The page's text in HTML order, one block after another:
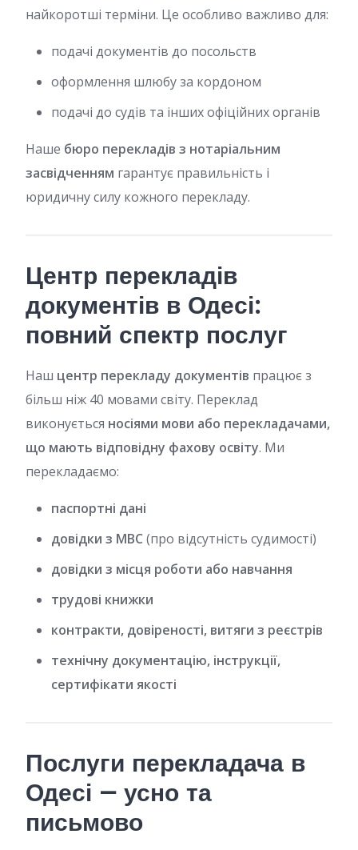
найкоротші терміни. Це особливо важливо для:
подачі документів до посольств
оформлення шлюбу за кордоном
подачі до судів та інших офіційних органів
Наше бюро перекладів з нотаріальним
засвідченням гарантує правильність і
юридичну силу кожного перекладу.
Центр перекладів
документів в Одесі:
повний спектр послуг
Наш центр перекладу документів працює з
більш ніж 40 мовами світу. Переклад
виконується носіями мови або перекладачами,
що мають відповідну фахову освіту. Ми
перекладаємо:
паспортні дані
довідки з МВС (про відсутність судимості)
довідки з місця роботи або навчання
трудові книжки
контракти, довіреності, витяги з реєстрів
технічну документацію, інструкції,
сертифікати якості
Послуги перекладача в
Одесі — усно та
письмово